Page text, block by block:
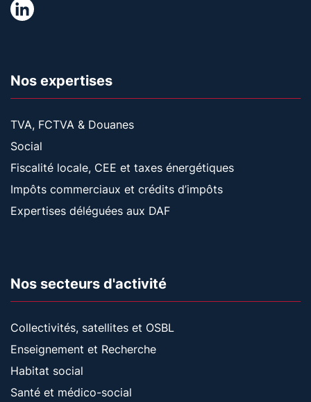
Nos expertises
TVA, FCTVA & Douanes
Social
Fiscalité locale, CEE et taxes énergétiques
Impôts commerciaux et crédits d’impôts
Expertises déléguées aux DAF
Nos secteurs d'activité
Collectivités, satellites et OSBL
Enseignement et Recherche
Habitat social
Santé et médico-social